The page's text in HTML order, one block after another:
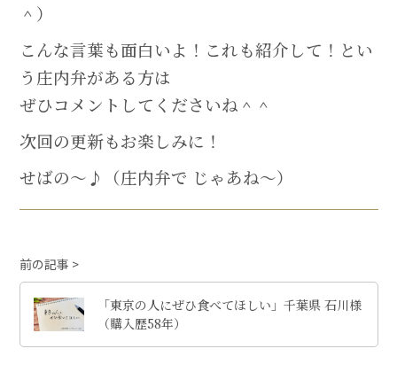
＾）
こんな言葉も面白いよ！これも紹介して！とい
う庄内弁がある方は
ぜひコメントしてくださいね＾＾
次回の更新もお楽しみに！
せばの～♪（庄内弁で じゃあね～）
前の記事
「東京の人にぜひ食べてほしい」千葉県 石川様
（購入歴58年）